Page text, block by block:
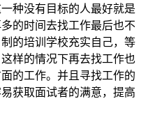
种没有目标的人最好就是
的时间去找工作最后也不
的培训学校充实自己，等
样的情况下再去找工作也
的工作。并且寻找工作的
获取面试者的满意，提高